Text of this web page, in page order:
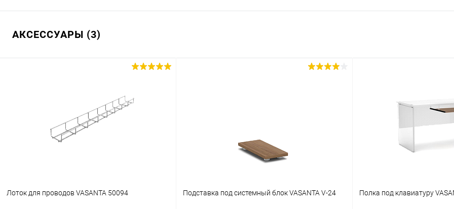
АКСЕССУАРЫ (3)
Лоток для проводов VASANTA 50094 Подставка под системный блок VASANTA V-24 Полка под клавиатуру